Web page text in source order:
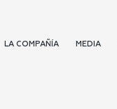
LA COMPAÑÍA MEDIA